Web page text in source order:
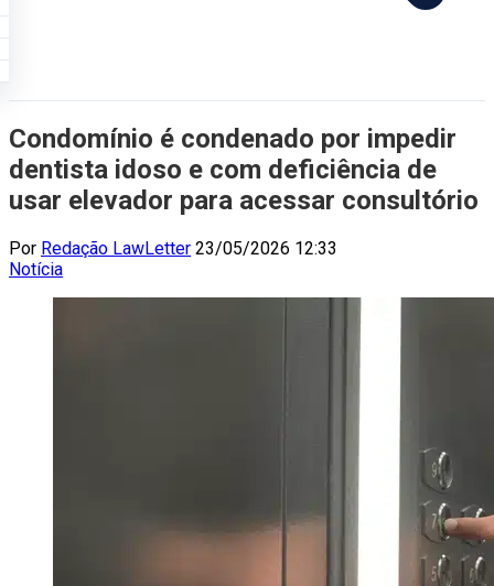
Condomínio é condenado por impedir
dentista idoso e com deficiência de
usar elevador para acessar consultório
Por Redação LawLetter 23/05/2026 12:33
Notícia